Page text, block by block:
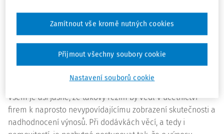
2018). Nerespektují tak akruální princip účetnictví.
Pokud bychom to chtěli přirovnat k nějaké situaci z praxe,
kontrakt na dodávku strojů a k okamžiku podepsání tohoto
kontraktu zaúčtovala pohledávku a výnos (bez ohledu na
to, že příslušné stroje ještě nebyly dodány a ani vyrobeny).
Všem je asi jasné, že takový režim by vedl v účetnictví
firem k naprosto nevypovídajícímu zobrazení skutečnosti a
nadhodnocení výnosů. Při dodávkách věcí, a tedy i
Nastavení souborů cookie
Zamítnout vše kromě nutných cookies
Přijmout všechny soubory cookie